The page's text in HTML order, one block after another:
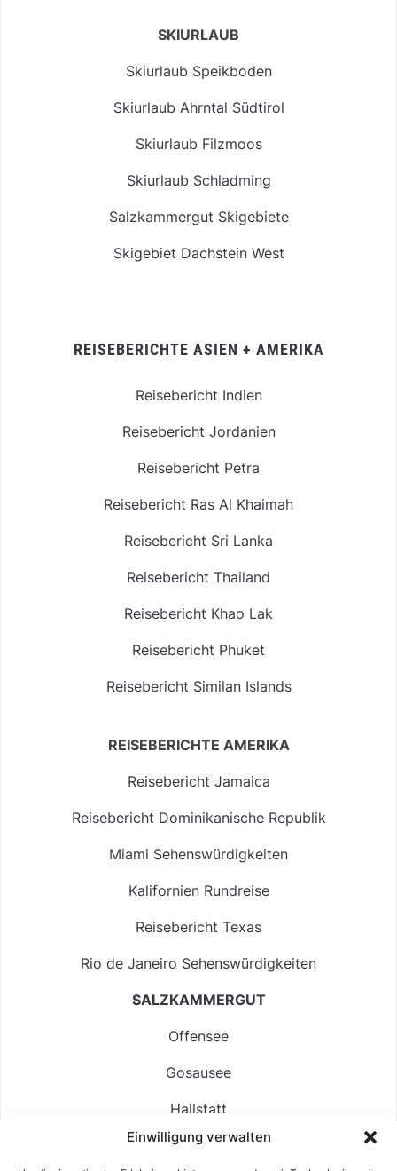
Einwilligung verwalten
SKIURLAUB
Skiurlaub Speikboden
Skiurlaub Ahrntal Südtirol
Skiurlaub Filzmoos
Skiurlaub Schladming
Salzkammergut Skigebiete
Skigebiet Dachstein West
REISEBERICHTE ASIEN + AMERIKA
Reisebericht Indien
Reisebericht Jordanien
Reisebericht Petra
Reisebericht Ras Al Khaimah
Reisebericht Sri Lanka
Reisebericht Thailand
Reisebericht Khao Lak
Reisebericht Phuket
Reisebericht Similan Islands
REISEBERICHTE AMERIKA
Reisebericht Jamaica
Reisebericht Dominikanische Republik
Miami Sehenswürdigkeiten
Kalifornien Rundreise
Reisebericht Texas
Rio de Janeiro Sehenswürdigkeiten
SALZKAMMERGUT
Offensee
Gosausee
Hallstatt
Langbathsee